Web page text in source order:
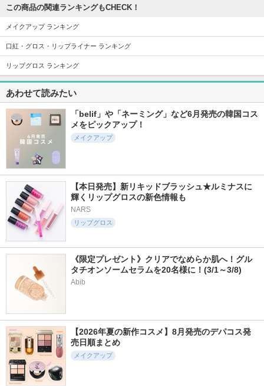
5.4
1178件
スキニーリッチシャ
ドウ N
エクセル
キャンドルライトジ
ュレティント
ポッピングバルーン
ティント
5.7
349件
マスコード スリー
クリキッド アイラ
イナー
MASCODE(マスコー
ド)
バーミーパフポット
リップ＆チーク
ニードルプランパー
高熱フィグ
5.7
185件
AHRES(アーレス) hince Upt
この商品の関連ランキングもCHECK！
メイクアップ ランキング
口紅・グロス・リップライナー ランキング
リップグロス ランキング
あわせて読みたい
「belif」や「ネーミング」など6月発売の韓国コス
メをピックアップ！
メイクアップ
【本日発売】新リキッドブラッシュ★ルミナスに
輝くリップグロスの新色情報も
NARS
リップグロス
《限定プレゼント》クリアでなめらか肌へ！グル
タチオンソームセラムを20名様に！(3/1～3/8)
Abib
【2026年夏の新作コスメ】8月発売のデパコス発
売日順まとめ
メイクアップ